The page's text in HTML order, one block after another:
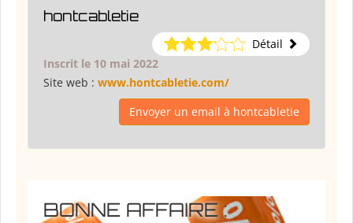
hontcabletie
Détail
Inscrit le 10 mai 2022
Site web : www.hontcabletie.com/
Envoyer un email à hontcabletie
BONNE AFFAIRE :